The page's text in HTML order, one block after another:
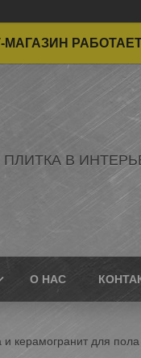
МАГАЗИН
ПЛИТКА В
О НАС
и керамогранит для пола